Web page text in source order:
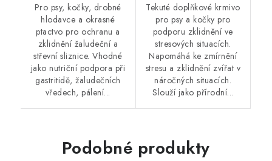
Pro psy, kočky, drobné
hlodavce a okrasné
ptactvo pro ochranu a
zklidnění žaludeční a
střevní sliznice. Vhodné
jako nutriční podpora při
gastritidě, žaludečních
vředech, pálení...
Tekuté doplňkové krmivo
pro psy a kočky pro
podporu zklidnění ve
stresových situacích.
Napomáhá ke zmírnění
stresu a zklidnění zvířat v
náročných situacích.
Slouží jako přírodní...
Podobné produkty